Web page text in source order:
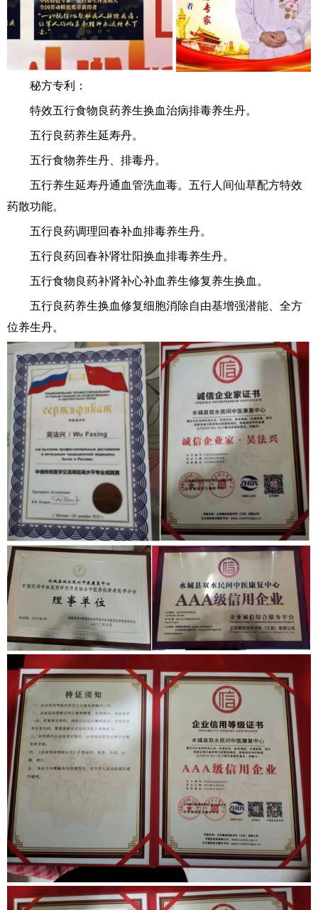
秘方专利：
特效五行食物良药养生换血治病排毒养生丹。
五行良药养生延寿丹。
五行食物养生丹、排毒丹。
五行养生延寿丹通血管洗血毒。五行人间仙草配方特效
药散功能。
五行良药调理回春补血排毒养生丹。
五行良药回春补肾壮阳换血排毒养生丹。
五行食物良药补肾补心补血养生修复养生换血。
五行良药养生换血修复细胞消除自由基增强潜能、全方
位养生丹。